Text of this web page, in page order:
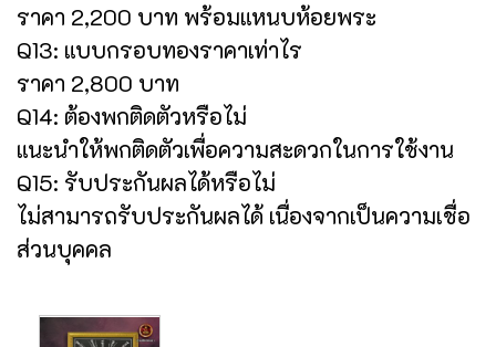
ราคา 2,200 บาท พร้อมแหนบห้อยพระ
Q13: แบบกรอบทองราคาเท่าไร
ราคา 2,800 บาท
Q14: ต้องพกติดตัวหรือไม่
แนะนำให้พกติดตัวเพื่อความสะดวกในการใช้งาน
Q15: รับประกันผลได้หรือไม่
ไม่สามารถรับประกันผลได้ เนื่องจากเป็นความเชื่อ
ส่วนบุคคล